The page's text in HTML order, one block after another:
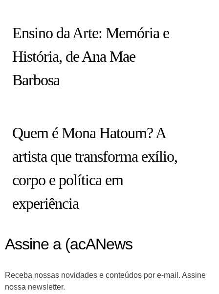
Ensino da Arte: Memória e
História, de Ana Mae
Barbosa
Quem é Mona Hatoum? A
artista que transforma exílio,
corpo e política em
experiência
Assine a (acANews
Receba nossas novidades e conteúdos por e-mail. Assine
nossa newsletter.